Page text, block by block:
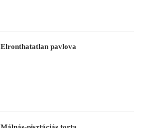
Elronthatatlan pavlova